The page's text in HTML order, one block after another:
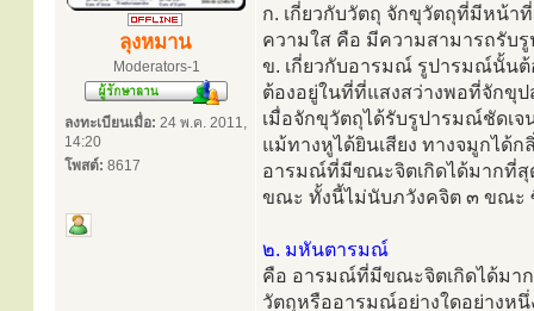
ลุงหมาน
Moderators-1
ลงทะเบียนเมื่อ: 24 พ.ค. 2011,
14:20
โพสต์: 8617
ก. เกี่ยวกับวัตถุ จักขุวัตถุที่มีหน้า
ความใส คือ มีความสามารถรับ
ข. เกี่ยวกับอารมณ์ รูปารมณ์นั้นต้
ต้องอยู่ในที่ที่แสงสว่างพอที่จักขุป
เมื่อจักขุวัตถุได้รับรูปารมณ์ชัดเ
แม้ทางหูได้ยินเสียง ทางจมูกได้
อารมณ์ที่มีขณะจิตเกิดได้มากที่
ขณะ ทั้งนี้ไม่นับภวังคจิต ๓ ขณะ
๒. มหันตารมณ์
คือ อารมณ์ที่มีขณะจิตเกิดได้มา
วัตถุหรืออารมณ์อย่างใดอย่างหนึ่